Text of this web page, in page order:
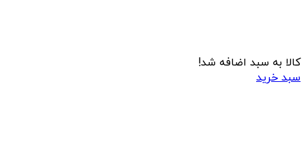
کالا به سبد اضافه شد!
سبد خرید